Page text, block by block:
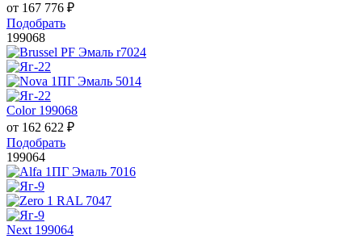
от 167 776 ₽
Подобрать
199068
Color 199068
от 162 622 ₽
Подобрать
199064
Next 199064